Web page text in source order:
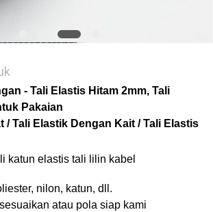
- Tali Elastis Hitam 2mm, Tali
Pakaian
/ Tali Elastik Dengan Kait / Tali Elastis
katun elastis tali lilin kabel
nilon, katun, dll.
atau pola siap kami